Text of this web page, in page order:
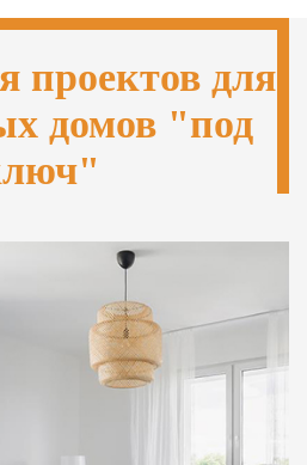
проектов для
домов "под